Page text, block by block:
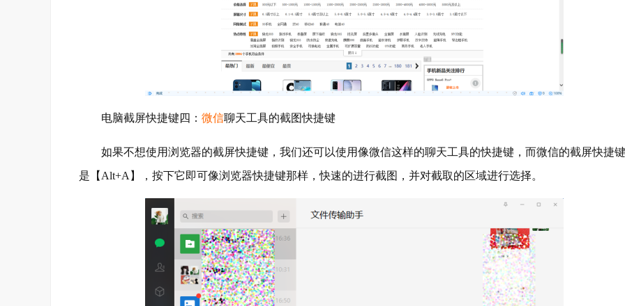
电脑截屏快捷键四： 微信聊天工具的截图快捷键
如果不想使用浏览器的截屏快捷键，我们还可以使用像微信这样的聊天工具的快捷键，而微信的截屏快捷键
是【Alt+A】，按下它即可像浏览器快捷键那样，快速的进行截图，并对截取的区域进行选择。